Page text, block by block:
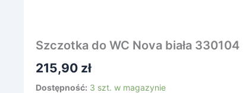
Szczotka do WC Nova biała 330104
215,90 zł
Dostępność: 3 szt. w magazynie